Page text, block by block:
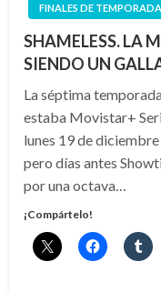
FINALES DE TEMPORADA
SHAMELESS. LA
SIENDO UN
La séptima
estaba Movistar+
lunes 19 de
pero días antes
por una octava…
¡Compártelo!